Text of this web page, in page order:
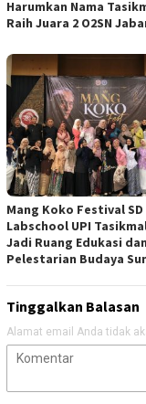
Harumkan Nama
Raih Juara 2 O2SN
Mang Koko Festival SD
Labschool UPI
Jadi Ruang Edukasi dan
Pelestarian Budaya
Tinggalkan Balasan
Alamat email Anda tidak